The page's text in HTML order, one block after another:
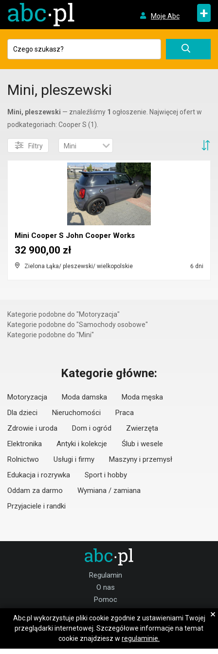
Moje Abc +
Mini, pleszewski
Mini, pleszewski — znaleźliśmy 1 ogłoszenie. Najwięcej ofert w
podkategoriach: Cooper S (1).
Filtry Mini
Mini Cooper S John Cooper Works
Zielona Łąka/ pleszewski/ wielkopolskie 6 dni
32 900,00 zł
Kategorie podobne do "Motoryzacja"
Kategorie podobne do "Samochody osobowe"
Kategorie podobne do "Mini"
Kategorie główne:
Motoryzacja Moda damska
Moda męska
Dla dzieci
Nieruchomości
Praca
Zdrowie i uroda
Dom i ogród
Zwierzęta
Elektronika
Antyki i kolekcje
Ślub i wesele
Rolnictwo
Usługi i firmy
Maszyny i przemysł
Edukacja i rozrywka
Sport i hobby
Oddam za darmo
Wymiana / zamiana
Przyjaciele i randki
Regulamin
O nas
Pomoc
Praca pleszewski
Dołącz do nas:
Abc.pl wykorzystuje pliki cookie zgodnie z ustawieniami Twojej
przeglądarki internetowej. Szczegółowe informacje na temat
cookie znajdziesz w regulaminie.
×